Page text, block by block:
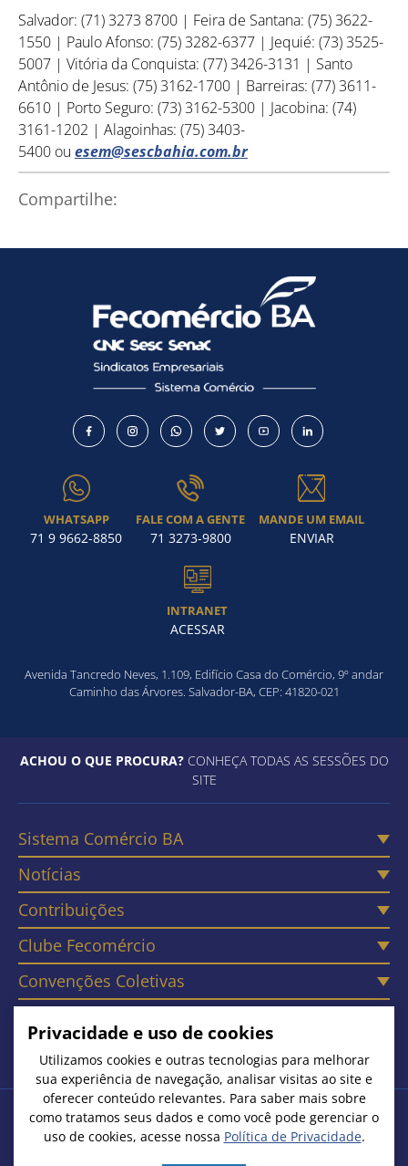
Como utilizar
Salvador: (71) 3273 8700 | Feira de Santana: (75) 3622-
1550 | Paulo Afonso: (75) 3282-6377 | Jequié: (73) 3525-
5007 | Vitória da Conquista: (77) 3426-3131 | Santo
Antônio de Jesus: (75) 3162-1700 | Barreiras: (77) 3611-
6610 | Porto Seguro: (73) 3162-5300 | Jacobina: (74)
3161-1202 | Alagoinhas: (75) 3403-
5400 ou esem@sescbahia.com.br
Compartilhe:
WHATSAPP
71 9 9662-8850
FALE COM A GENTE
71 3273-9800
MANDE UM EMAIL
ENVIAR
INTRANET
ACESSAR
Avenida Tancredo Neves, 1.109, Edifício Casa do Comércio, 9º andar
Caminho das Árvores. Salvador-BA, CEP: 41820-021
ACHOU O QUE PROCURA?CONHEÇA TODAS AS SESSÕES DO
SITE
Sistema Comércio BA
Notícias
Contribuições
Clube Fecomércio
Convenções Coletivas
Contato
Copyright © 2026. Todos os Direitos Reservados
Federação do Comércio de Bens, Serviços e Turismo do Estado
Privacidade e uso de cookies
Utilizamos cookies e outras tecnologias para melhorar
sua experiência de navegação, analisar visitas ao site e
oferecer conteúdo relevantes. Para saber mais sobre
como tratamos seus dados e como você pode gerenciar o
uso de cookies, acesse nossa Política de Privacidade.